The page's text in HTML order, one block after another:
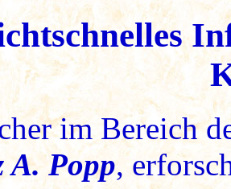
im Bereich
A. Popp,